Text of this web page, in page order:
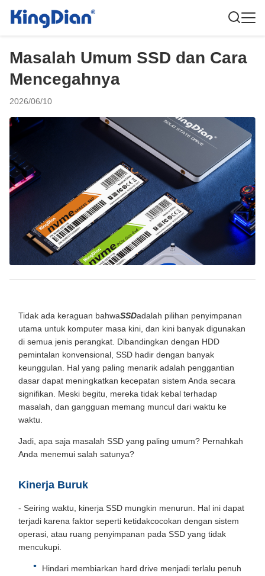
Masalah Umum SSD dan Cara
Mencegahnya
2026/06/10
Tidak ada keraguan bahwaSSDadalah pilihan penyimpanan
utama untuk komputer masa kini, dan kini banyak digunakan
di semua jenis perangkat. Dibandingkan dengan HDD
pemintalan konvensional, SSD hadir dengan banyak
keunggulan. Hal yang paling menarik adalah penggantian
dasar dapat meningkatkan kecepatan sistem Anda secara
signifikan. Meski begitu, mereka tidak kebal terhadap
masalah, dan gangguan memang muncul dari waktu ke
waktu.
Jadi, apa saja masalah SSD yang paling umum? Pernahkah
Anda menemui salah satunya?
Kinerja Buruk
- Seiring waktu, kinerja SSD mungkin menurun. Hal ini dapat
terjadi karena faktor seperti ketidakcocokan dengan sistem
operasi, atau ruang penyimpanan pada SSD yang tidak
mencukupi.
Hindari membiarkan hard drive menjadi terlalu penuh